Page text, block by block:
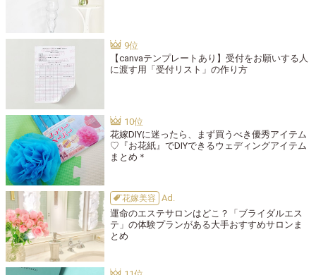
【canvaテンプレートあり】受付をお願いする人
に渡す用「受付リスト」の作り方
花嫁DIYに迷ったら、まず買うべき優秀アイテム
♡『お花紙』でDIYできるウェディングアイテム
まとめ＊
花嫁美容
運命のエステサロンはどこ？「ブライダルエス
テ」の体験プランがある大手おすすめサロンま
とめ